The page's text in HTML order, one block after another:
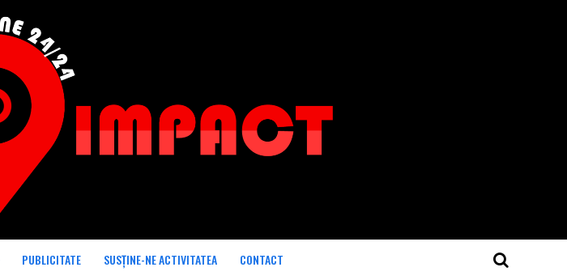
PUBLICITATE SUSȚINE-NE ACTIVITATEA CONTACT